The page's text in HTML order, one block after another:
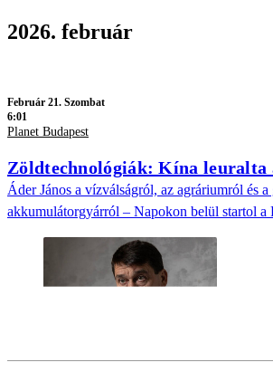
2026. február
Február 21. Szombat
6:01
Planet Budapest
Zöldtechnológiák: Kína leuralta
Áder János a vízválságról, az agráriumról és a
akkumulátorgyárról – Napokon belül startol a